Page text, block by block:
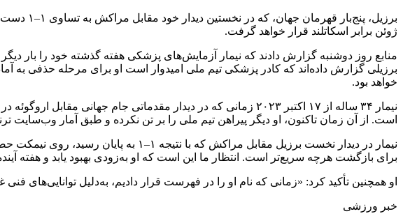
ژوئن برابر اسکاتلند قرار خواهد گرفت.
منابع روز دوشنبه گزارش دادند که نیمار آزمایش‌های پزشکی هفته گذشته خود را بار
برزیلی گزارش داده‌اند که کادر پزشکی تیم ملی امیدوار است او برای مرحله حذفی به
خواهد بود.
نیمار ۳۴ ساله از ۱۷ اکتبر ۲۰۲۳ زمانی که در دیدار مقدماتی
است. از آن زمان تاکنون، او دیگر پیراهن تیم ملی را بر تن نکرده و طبق آمار وب‌سایت ترنسفرمارکت، حدود ۷۰۰ روز به‌دلیل مصدومیت‌ها، دوره‌های درمانی و
نیمار در دیدار نخست برزیل مقابل
برای بازگشت هرچه سریع‌تر است. انتظار ما این است که او به‌زودی بهبود یابد و هفته
او همچنین تأکید کرد: «زمانی که نام او را در فهرست قرار دادیم، به‌دلیل توانایی‌های
خبر ورزشی